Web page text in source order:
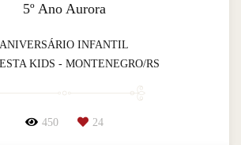
5º Ano Aurora
ANIVERSÁRIO INFANTIL
KIDS - MONTENEGRO/RS
450 24